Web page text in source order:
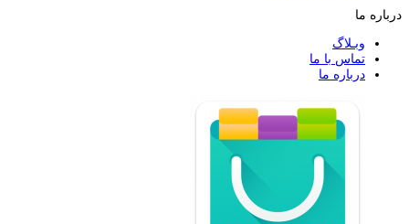
درباره ما
وبـلاگ
تماس با ما
درباره ما